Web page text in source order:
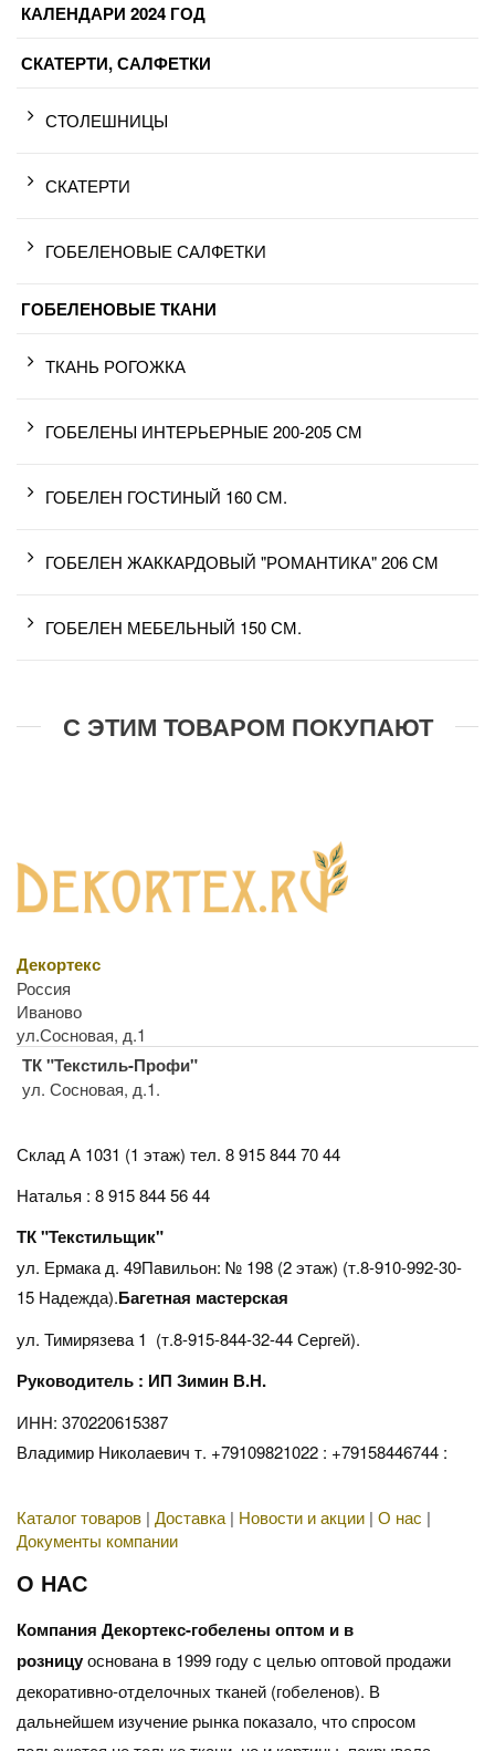
КАЛЕНДАРИ 2024 ГОД
СКАТЕРТИ, САЛФЕТКИ
СТОЛЕШНИЦЫ
СКАТЕРТИ
ГОБЕЛЕНОВЫЕ САЛФЕТКИ
ГОБЕЛЕНОВЫЕ ТКАНИ
ТКАНЬ РОГОЖКА
ГОБЕЛЕНЫ ИНТЕРЬЕРНЫЕ 200-205 СМ
ГОБЕЛЕН ГОСТИНЫЙ 160 СМ.
ГОБЕЛЕН ЖАККАРДОВЫЙ "РОМАНТИКА" 206 СМ
ГОБЕЛЕН МЕБЕЛЬНЫЙ 150 СМ.
С ЭТИМ ТОВАРОМ ПОКУПАЮТ
Декортекс
Россия
Иваново
ул.Сосновая, д.1
ТК "Текстиль-Профи"
ул. Сосновая, д.1.
Склад А 1031 (1 этаж) тел. 8 915 844 70 44
Наталья : 8 915 844 56 44
ТК "Текстильщик"
ул. Ермака д. 49Павильон: № 198 (2 этаж) (т.8-910-992-30-
15 Надежда).Багетная мастерская
ул. Тимирязева 1 (т.8-915-844-32-44 Сергей).
Руководитель : ИП Зимин В.Н.
ИНН: 370220615387
Владимир Николаевич т. +79109821022 : +79158446744 :
Каталог товаров | Доставка | Новости и акции | О нас |
Документы компании
О НАС
Компания Декортекс-гобелены оптом и в
розницуоснована в 1999 году с целью оптовой продажи
декоративно-отделочных тканей (гобеленов). В
дальнейшем изучение рынка показало, что спросом